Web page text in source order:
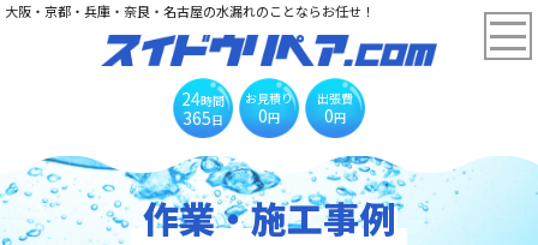
大阪・京都・兵庫・奈良・名古屋の水漏れのことならお任せ！
24時間
365日
お見積り
0円
出張費
0円
作業・施工事例